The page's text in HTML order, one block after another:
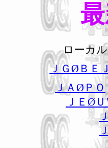
ローカ
ＪＧØＢＥ
ＪＡØＰＯ
ＪＥØ